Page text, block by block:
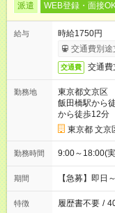
派遣 WEB登録・面接
給与
時給1750円
交通費別途
交通費 交通費
勤務地
東京都文京区
飯田橋駅から
から徒歩12分
東京都 文京
勤務時間 9:00～18:00(
期間 【急募】即
特徴 履歴書不要 /